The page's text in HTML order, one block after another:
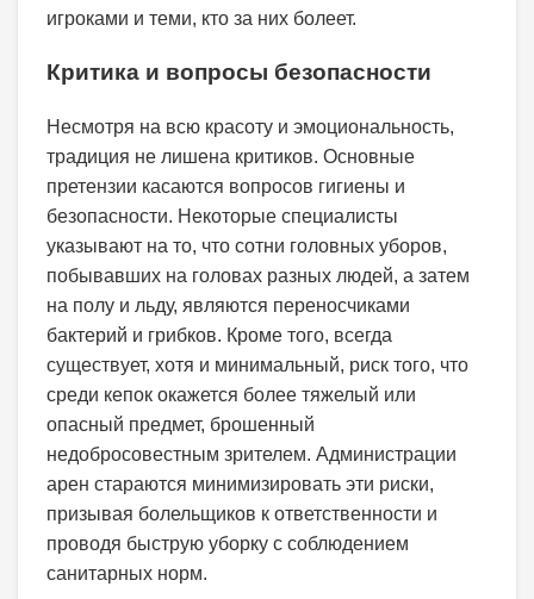
игроками и теми, кто за них болеет.
Критика и вопросы безопасности
Несмотря на всю красоту и эмоциональность,
традиция не лишена критиков. Основные
претензии касаются вопросов гигиены и
безопасности. Некоторые специалисты
указывают на то, что сотни головных уборов,
побывавших на головах разных людей, а затем
на полу и льду, являются переносчиками
бактерий и грибков. Кроме того, всегда
существует, хотя и минимальный, риск того, что
среди кепок окажется более тяжелый или
опасный предмет, брошенный
недобросовестным зрителем. Администрации
арен стараются минимизировать эти риски,
призывая болельщиков к ответственности и
проводя быструю уборку с соблюдением
санитарных норм.